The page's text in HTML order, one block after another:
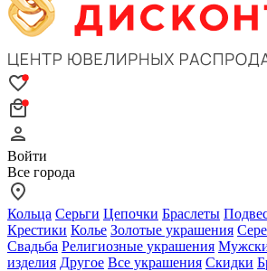
Войти
Все города
Кольца Серьги Цепочки Браслеты
Крестики Колье Золотые украшения
Свадьба Религиозные украшения
изделия Другое Все украшения Скидки